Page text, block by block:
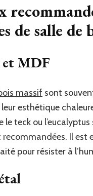
de salle de
MDF
massif sont
esthétique
le teck ou l’eucalyptus
Il est
pour résister à